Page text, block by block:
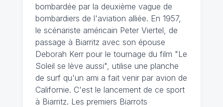
bombardée par la deuxième vague de
bombardiers de l'aviation alliée. En 1957,
le scénariste américain Peter Viertel, de
passage à Biarritz avec son épouse
Deborah Kerr pour le tournage du film "Le
Soleil se lève aussi", utilise une planche
de surf qu'un ami a fait venir par avion de
Californie. C'est le lancement de ce sport
à Biarritz. Les premiers Biarrots